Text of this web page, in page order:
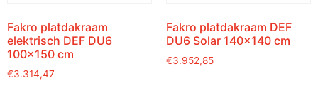
Fakro platdakraam
elektrisch DEF DU6
100×150 cm
€3.314,47
Fakro platdakraam DEF
DU6 Solar 140×140 cm
€3.952,85